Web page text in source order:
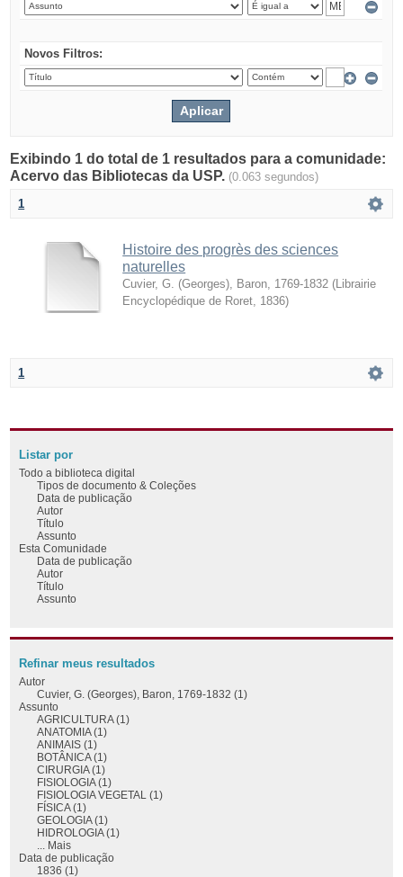
Novos Filtros:
Exibindo 1 do total de 1 resultados para a comunidade:
Acervo das Bibliotecas da USP. (0.063 segundos)
1
Histoire des progrès des sciences
naturelles
Cuvier, G. (Georges), Baron, 1769-1832 ( Librairie
Encyclopédique de Roret 1836)
1
Listar por
Todo a biblioteca digital
Tipos de documento & Coleções
Data de publicação
Autor
Título
Assunto
Esta Comunidade
Data de publicação
Autor
Título
Assunto
Refinar meus resultados
Autor
Cuvier, G. (Georges), Baron, 1769-1832 (1)
Assunto
AGRICULTURA (1)
ANATOMIA (1)
ANIMAIS (1)
BOTÂNICA (1)
CIRURGIA (1)
FISIOLOGIA (1)
FISIOLOGIA VEGETAL (1)
FÍSICA (1)
GEOLOGIA (1)
HIDROLOGIA (1)
... Mais
Data de publicação
1836 (1)